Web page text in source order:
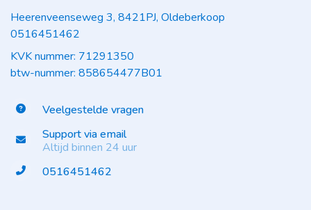
Heerenveenseweg 3, 8421PJ, Oldeberkoop
0516451462
KVK nummer: 71291350
btw-nummer: 858654477B01
Veelgestelde vragen
Support via email
Altijd binnen 24 uur
0516451462